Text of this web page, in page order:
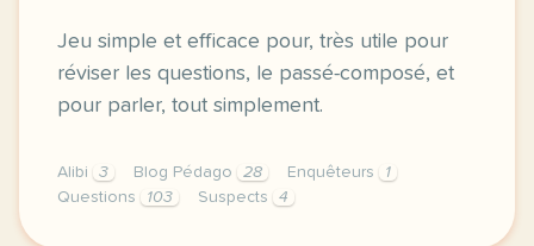
Jeu simple et efficace pour, très utile pour
réviser les questions, le passé-composé, et
pour parler, tout simplement.
Alibi 3 Blog Pédago 28 Enquêteurs
1
Questions
103 Suspects 4
voici un jeu qui cartonne en cours des le niveau